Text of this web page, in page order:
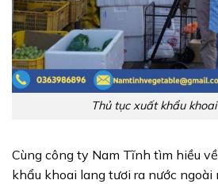
Thủ tục xuất khẩu
Cùng công ty Nam Tĩnh tìm hiều
khẩu khoai lang tươi ra nước ngoài